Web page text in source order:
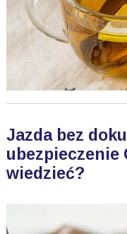
Jazda bez
ubezpieczenie
wiedzieć?